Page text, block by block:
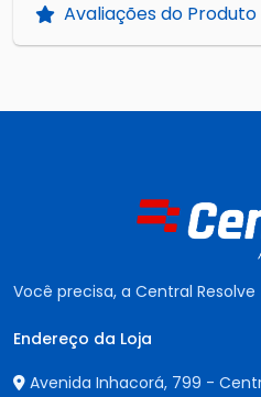
Avaliações do Produto
Você precisa, a Central Resolve
Endereço da Loja
Avenida Inhacorá, 799 -